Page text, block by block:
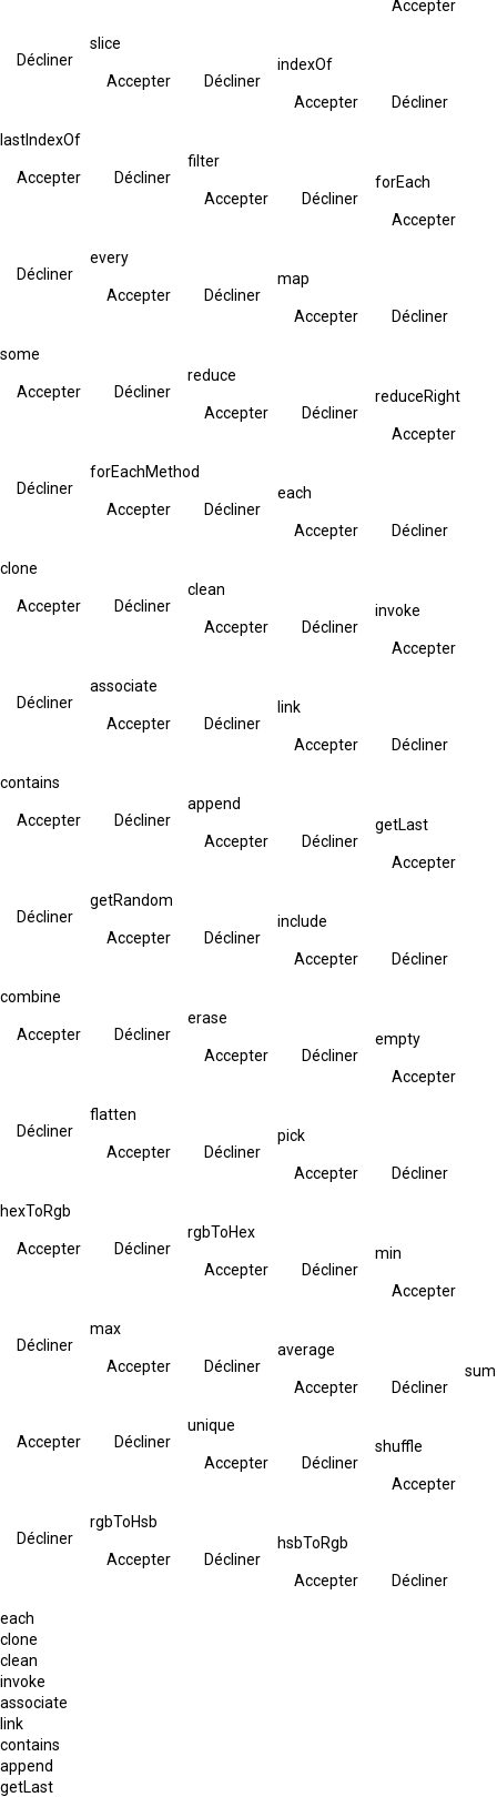
Accepter
Décliner
slice
Accepter Décliner
indexOf
Accepter Décliner
lastIndexOf
Accepter Décliner
filter
Accepter Décliner
forEach
Accepter
Décliner
every
Accepter Décliner
map
Accepter Décliner
some
Accepter Décliner
reduce
Accepter Décliner
reduceRight
Accepter
Décliner
forEachMethod
Accepter Décliner
each
Accepter Décliner
clone
Accepter Décliner
clean
Accepter Décliner
invoke
Accepter
Décliner
associate
Accepter Décliner
link
Accepter Décliner
contains
Accepter Décliner
append
Accepter Décliner
getLast
Accepter
Décliner
getRandom
Accepter Décliner
include
Accepter Décliner
combine
Accepter Décliner
erase
Accepter Décliner
empty
Accepter
Décliner
flatten
Accepter Décliner
pick
Accepter Décliner
hexToRgb
Accepter Décliner
rgbToHex
Accepter Décliner
min
Accepter
Décliner
max
Accepter Décliner
average
Accepter Décliner
sum
Accepter Décliner
unique
Accepter Décliner
shuffle
Accepter
Décliner
rgbToHsb
Accepter Décliner
hsbToRgb
Accepter Décliner
each
clone
clean
invoke
associate
link
contains
append
getLast